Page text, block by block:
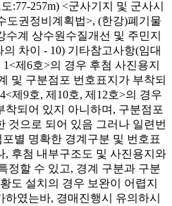
:77-257m) <군사기지 및 군사시
도권정비계획법>, (한강)폐기물
계 상수원수질개선 및 주민지
차이 - 10) 기타참고사항(임대
제6호>의 경우 후첨 사진용지
및 구분점포 번호표지가 부착되
제9호, 제10호, 제12호>의 경우
되어 있지 아니하며, 구분점포
것으로 되어 있음 그러나 일련번
별 명확한 경계구분 및 번호표
, 후첨 내부구조도 및 사진용지와
정할 수 있고, 경계 구분과 구분
도 설치의 경우 보완이 어렵지
였는바, 경매진행시 유의하시